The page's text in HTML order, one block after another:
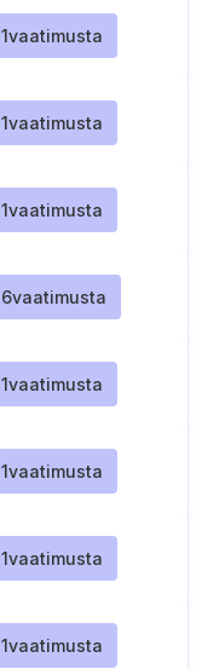
1vaatimusta
1vaatimusta
1vaatimusta
6vaatimusta
1vaatimusta
1vaatimusta
1vaatimusta
1vaatimusta